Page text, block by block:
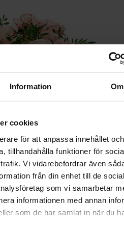
Information Om
cookies
för att anpassa innehållet och
tillhandahålla funktioner för
Vi vidarebefordrar även
från din enhet till de
som vi samarbetar
informationen med annan
som de har samlat in när du
skönhet
i form av en kudde
blad.